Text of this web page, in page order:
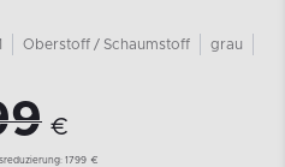
Oberstoff / Schaumstoff grau
€
1799 €